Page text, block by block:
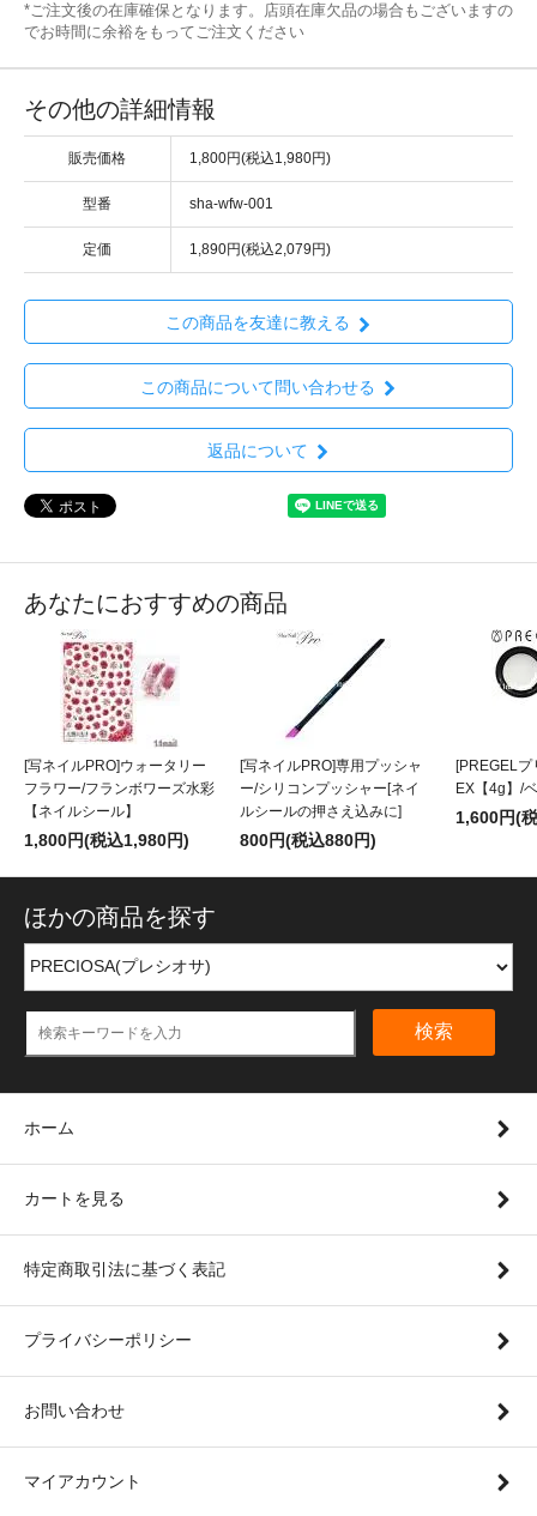
*ご注文後の在庫確保となります。店頭在庫欠品の場合もございますの
でお時間に余裕をもってご注文ください
その他の詳細情報
販売価格 1,800円(税込1,980円)
型番 sha-wfw-001
定価 1,890円(税込2,079円)
この商品を友達に教える
この商品について問い合わせる
返品について
あなたにおすすめの商品
[写ネイルPRO]ウォータリー
フラワー/フランボワーズ水彩
【ネイルシール】
1,800円(税込1,980円)
[写ネイルPRO]専用プッシャ
ー/シリコンプッシャー[ネイ
ルシールの押さえ込みに]
800円(税込880円)
[PREGEL
EX【4g】/
1,600円(
ほかの商品を探す
検索
ホーム
カートを見る
特定商取引法に基づく表記
プライバシーポリシー
お問い合わせ
マイアカウント